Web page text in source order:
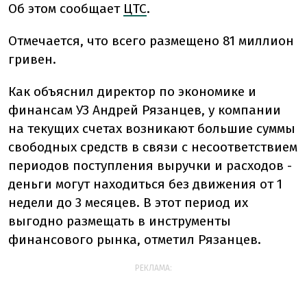
Об этом сообщает ЦТС.
Отмечается, что всего размещено 81 миллион
гривен.
Как объяснил директор по экономике и
финансам УЗ Андрей Рязанцев, у компании
на текущих счетах возникают большие суммы
свободных средств в связи с несоответствием
периодов поступления выручки и расходов -
деньги могут находиться без движения от 1
недели до 3 месяцев. В этот период их
выгодно размещать в инструменты
финансового рынка, отметил Рязанцев.
РЕКЛАМА: